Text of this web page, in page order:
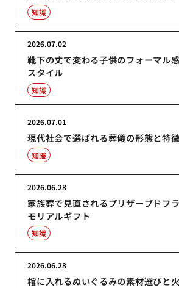
知識
靴下の丈で変わる子供のフォーマル
スタイル
2026.07.02
知識
現代社会で選ばれる葬儀の形態と特徴
2026.07.01
知識
家族葬で見直されるプリザーブドフ
モリアルギフト
2026.06.28
知識
棺に入れるぬいぐるみの素材選びと
2026.06.28